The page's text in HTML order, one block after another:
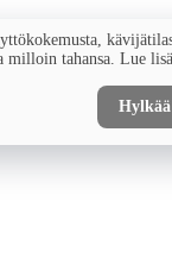
milloin tahansa. Lue
Hylkää